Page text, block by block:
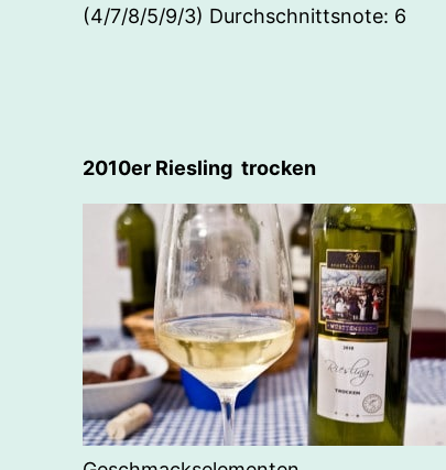
(4/7/8/5/9/3) Durchschnittsnote: 6
2010er Riesling trocken